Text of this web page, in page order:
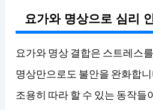
요가와 명상으로 심리
요가와 명상 결합은 스트레스
명상만으로도 불안을 완화합
조용히 따라 할 수 있는 동작들